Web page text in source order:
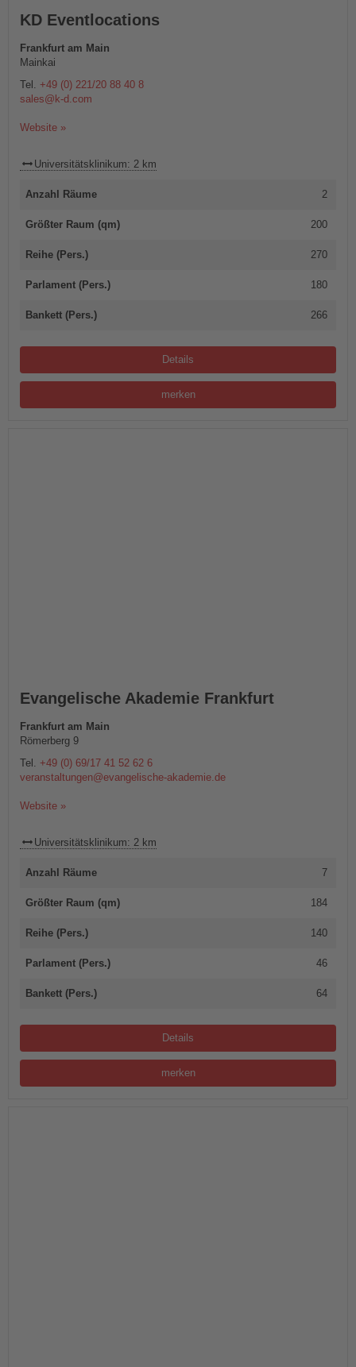
KD Eventlocations
Frankfurt am Main
Mainkai
Tel. +49 (0) 221/20 88 40 8
sales@k-d.com
Website »
Universitätsklinikum: 2 km
Anzahl Räume 2
Größter Raum (qm) 200
Reihe (Pers.) 270
Parlament (Pers.) 180
Bankett (Pers.) 266
Details
merken
Evangelische Akademie Frankfurt
Frankfurt am Main
Römerberg 9
Tel. +49 (0) 69/17 41 52 62 6
veranstaltungen@evangelische-akademie.de
Website »
Universitätsklinikum: 2 km
Anzahl Räume 7
Größter Raum (qm) 184
Reihe (Pers.) 140
Parlament (Pers.) 46
Bankett (Pers.) 64
Details
merken